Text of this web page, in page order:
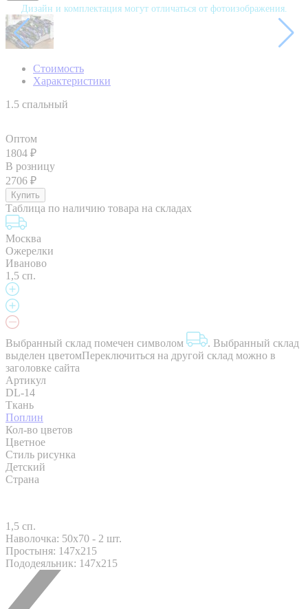
Дизайн и комплектация могут отличаться от фотоизображения.
Стоимость
Характеристики
1.5 спальный
Оптом
1804 ₽
В розницу
2706 ₽
Таблица по наличию товара на складах
Москва
Ожерелки
Иваново
1,5 сп.
Выбранный склад помечен символом . Выбранный склад
выделен цветомПереключиться на другой склад можно в
заголовке сайта
Артикул
DL-14
Ткань
Поплин
Кол-во цветов
Цветное
Стиль рисунка
Детский
Страна
1,5 сп.
Наволочка: 50x70 - 2 шт.
Простыня: 147x215
Пододеяльник: 147x215